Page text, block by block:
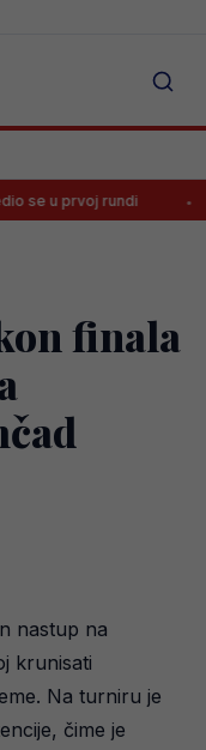
rundi Trener nije
finala
nastup na
krunisati
Na turniru je
čime je